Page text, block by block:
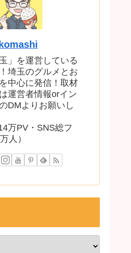
komashi
」を運営している
埼玉のグルメとお
中心に発信！取材
運営者情報orイン
DMよりお願いし
万PV・SNS総フ
人）